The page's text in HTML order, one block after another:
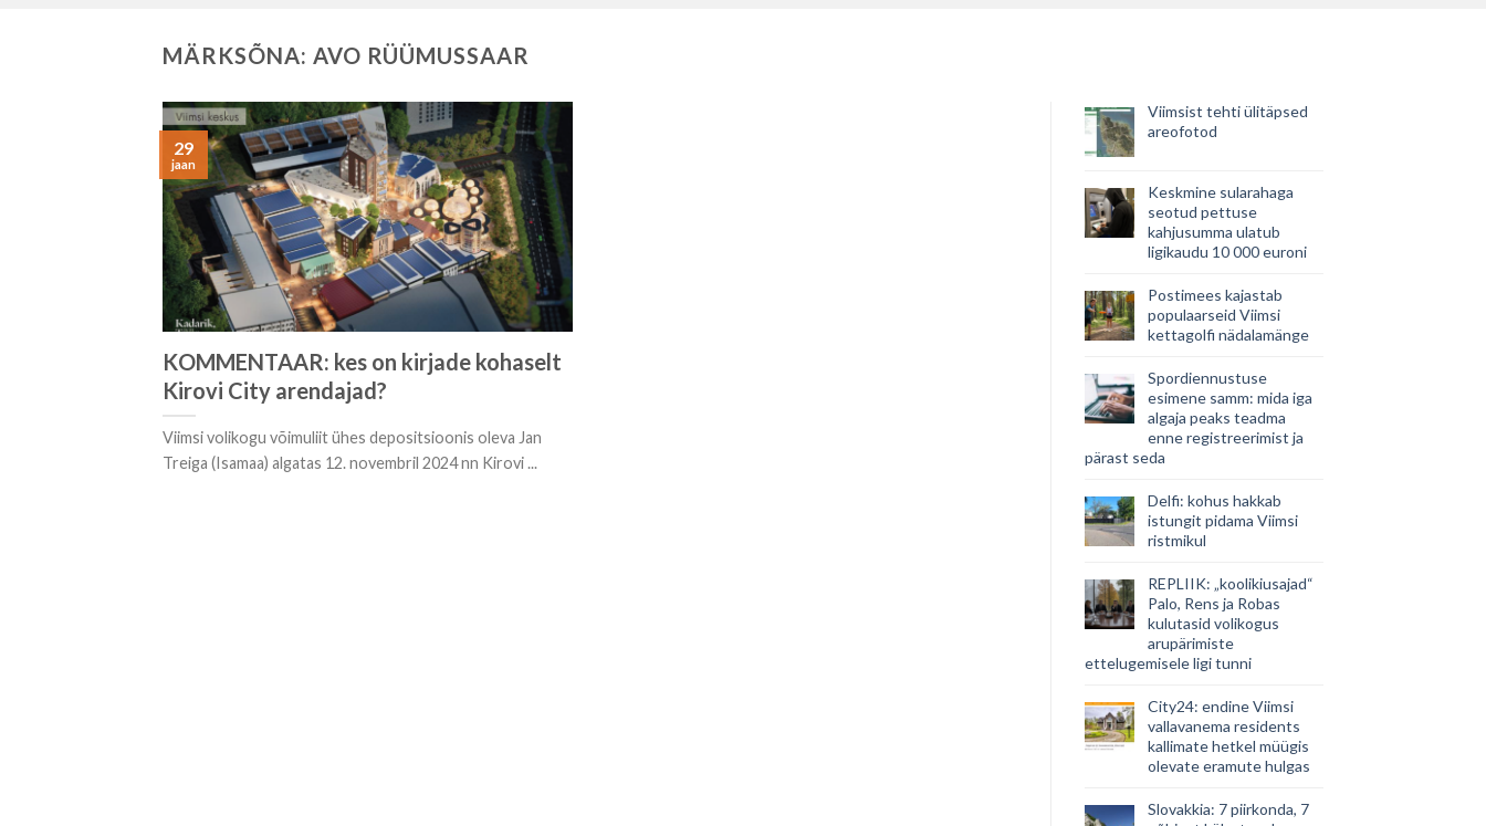
MÄRKSÕNA: AVO RÜÜMUSSAAR
KOMMENTAAR: kes on kirjade kohaselt
Kirovi City arendajad?
Viimsi volikogu võimuliit ühes depositsioonis oleva Jan
Treiga (Isamaa) algatas 12. novembril 2024 nn Kirovi ...
29
jaan
Viimsist tehti ülitäpsed
areofotod
Keskmine sularahaga
seotud pettuse
kahjusumma ulatub
ligikaudu 10 000 euroni
Postimees kajastab
populaarseid Viimsi
kettagolfi nädalamänge
Spordiennustuse
esimene samm: mida iga
algaja peaks teadma
enne registreerimist ja
pärast seda
Delfi: kohus hakkab
istungit pidama Viimsi
ristmikul
REPLIIK: „koolikiusajad“
Palo, Rens ja Robas
kulutasid volikogus
arupärimiste
ettelugemisele ligi tunni
City24: endine Viimsi
vallavanema residents
kallimate hetkel müügis
olevate eramute hulgas
Slovakkia: 7 piirkonda, 7